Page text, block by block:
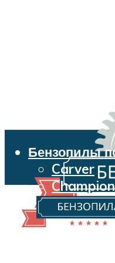
Бензопилы
Carver
Champion
Echo